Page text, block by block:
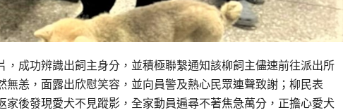
成功辨識出飼主身分，並積極聯繫通知該柳飼主儘速前往派出所
恙，面露出欣慰笑容，並向員警及熱心民眾連聲致謝；柳民表
後發現愛犬不見蹤影，全家動員遍尋不著焦急萬分，正擔心愛犬